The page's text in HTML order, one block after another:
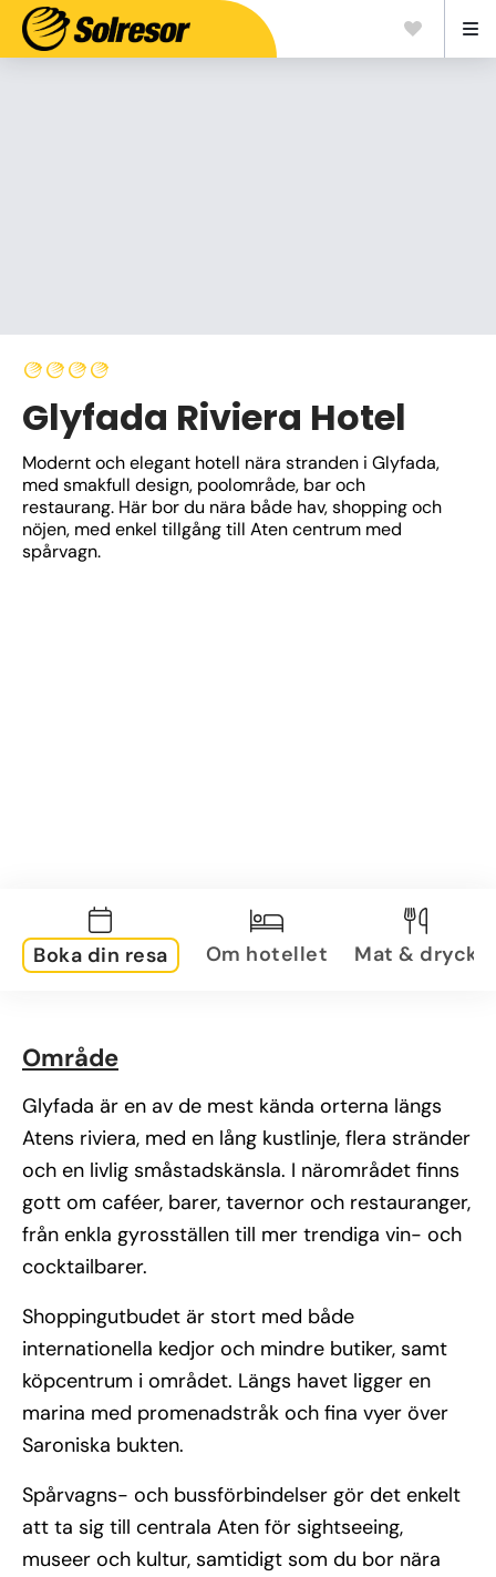
Glyfada Riviera Hotel
Modernt och elegant hotell nära stranden i Glyfada,
med smakfull design, poolområde, bar och
restaurang. Här bor du nära både hav, shopping och
nöjen, med enkel tillgång till Aten centrum med
spårvagn.
Boka din resa Om hotellet Mat & dryck
Område
Glyfada är en av de mest kända orterna längs
Atens riviera, med en lång kustlinje, flera stränder
och en livlig småstadskänsla. I närområdet finns
gott om caféer, barer, tavernor och restauranger,
från enkla gyrosställen till mer trendiga vin- och
cocktailbarer.
Shoppingutbudet är stort med både
internationella kedjor och mindre butiker, samt
köpcentrum i området. Längs havet ligger en
marina med promenadstråk och fina vyer över
Saroniska bukten.
Spårvagns- och bussförbindelser gör det enkelt
att ta sig till centrala Aten för sightseeing,
museer och kultur, samtidigt som du bor nära